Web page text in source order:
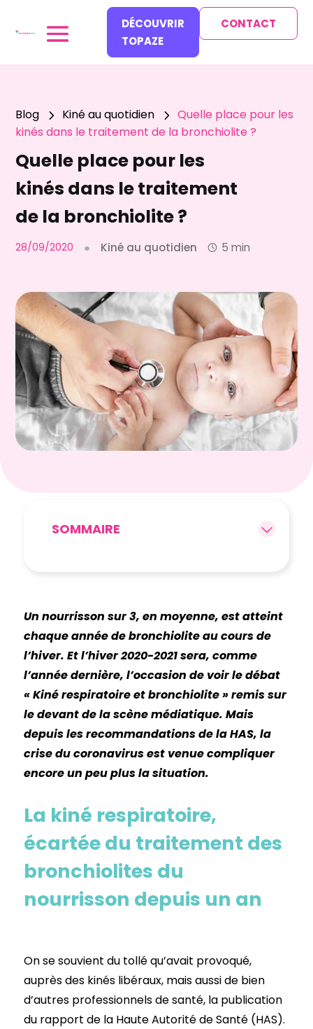
DÉCOUVRIR
TOPAZE
CONTACT
Blog 5 Kiné au quotidien 5 Quelle place pour les
kinés dans le traitement de la bronchiolite ?
Quelle place pour les
kinés dans le traitement
de la bronchiolite ?
28/09/2020 ● Kiné au quotidien 5 min
SOMMAIRE
Un nourrisson sur 3, en moyenne, est atteint
chaque année de bronchiolite au cours de
l’hiver. Et l’hiver 2020-2021 sera, comme
l’année dernière, l’occasion de voir le débat
« Kiné respiratoire et bronchiolite » remis sur
le devant de la scène médiatique. Mais
depuis les recommandations de la HAS, la
crise du coronavirus est venue compliquer
encore un peu plus la situation.
La kiné respiratoire,
écartée du traitement des
bronchiolites du
nourrisson depuis un an
On se souvient du tollé qu’avait provoqué,
auprès des kinés libéraux, mais aussi de bien
d’autres professionnels de santé, la publication
du rapport de la Haute Autorité de Santé (HAS).